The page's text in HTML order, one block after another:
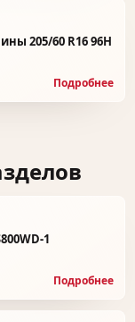
205/60 R16 96H
Подробнее
1
Подробнее